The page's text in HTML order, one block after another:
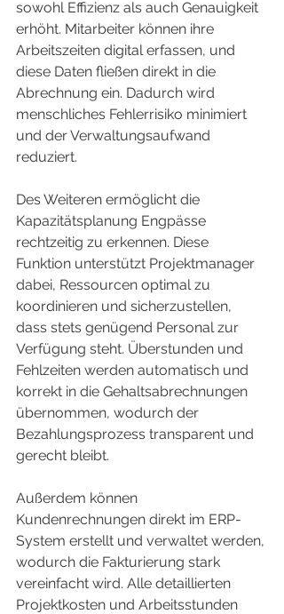
sowohl Effizienz als auch Genauigkeit
erhöht. Mitarbeiter können ihre
Arbeitszeiten digital erfassen, und
diese Daten fließen direkt in die
Abrechnung ein. Dadurch wird
menschliches Fehlerrisiko minimiert
und der Verwaltungsaufwand
reduziert.
Des Weiteren ermöglicht die
Kapazitätsplanung Engpässe
rechtzeitig zu erkennen. Diese
Funktion unterstützt Projektmanager
dabei, Ressourcen optimal zu
koordinieren und sicherzustellen,
dass stets genügend Personal zur
Verfügung steht. Überstunden und
Fehlzeiten werden automatisch und
korrekt in die Gehaltsabrechnungen
übernommen, wodurch der
Bezahlungsprozess transparent und
gerecht bleibt.
Außerdem können
Kundenrechnungen direkt im ERP-
System erstellt und verwaltet werden,
wodurch die Fakturierung stark
vereinfacht wird. Alle detaillierten
Projektkosten und Arbeitsstunden